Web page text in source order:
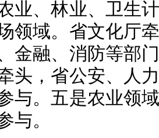
业、林业、卫生
领域。省文化厅
金融、消防等部
头，省公安、人
与。五是农业领
与。